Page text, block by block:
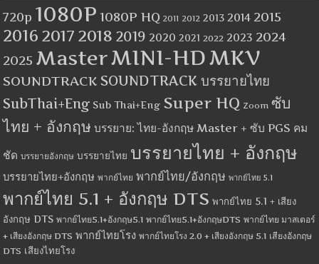
720p 1080P 1080P HQ 2011 2012 2013 2014 2015
2016 2017 2018 2019 2020 2021 2022 2023 2024
2025 MasterMINI-HDMKV
SOUNDTRACK SOUNDTRACK บรรยายไทย
SubThai+Eng Sub Thai+Eng Super HQ Zoom ซับ
ไทย + อังกฤษ บรรยาย: ไทย-อังกฤษ Master + ซับ PGS คม
ชัด บรรยายอังกฤษ บรรยายไทย บรรยายไทย + อังกฤษ
บรรยายไทย+อังกฤษ พากย์ไทย พากย์ไทย/อังกฤษ พากย์ไทย 5.1
พากย์ไทย 5.1 + อังกฤษ DTS พากย์ไทย 5.1 + เสียง
อังกฤษ DTS พากย์ไทย5.1+อังกฤษ5.1 พากย์ไทย5.1+อังกฤษDTS พากย์ไทย มาสเตอร์
+ เสียงอังกฤษ DTS พากย์ไทยโรง พากย์ไทยโรง 2.0 + เสียงอังกฤษ 5.1 เสียงอังกฤษ
DTS เสียงไทยโรง